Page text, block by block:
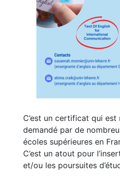
C’est un certificat qui
demandé par de
écoles supérieures en
C’est un atout pour
et/ou les poursuites